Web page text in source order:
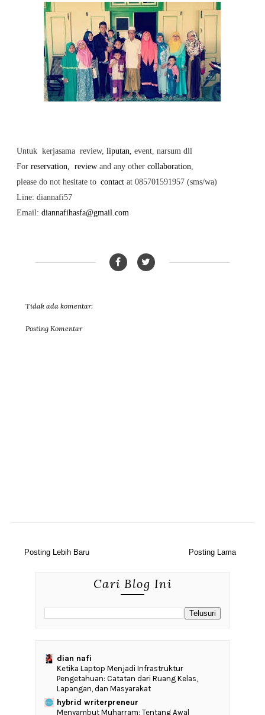
Untuk kerjasama review, liputan, event, narsum dll
For reservation, reviewand any other collaboration,
please do not hesitate tocontact at 085701591957 (sms/wa)
Line: diannafi57
Email: diannafihasfa@gmail.com
Tidak ada komentar:
Posting Komentar
Posting Lebih Baru Posting Lama
Cari Blog Ini
dian nafi
Ketika Laptop Menjadi Infrastruktur
Pengetahuan: Catatan dari Ruang Kelas,
Lapangan, dan Masyarakat
hybrid writerpreneur
Menyambut Muharram: Tentang Awal